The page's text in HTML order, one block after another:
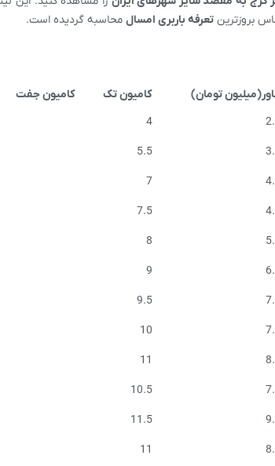
بروزترین تعرفه باربری امسال محاسبه گردیده است.
تومان) کامیون تک کامیون جفت
4
5.5
7
7.5
8
9
9.5
10
11
10.5
11.5
11